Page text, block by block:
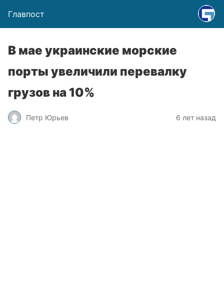
Главпост
В мае украинские морские
порты увеличили перевалку
грузов на 10%
Петр Юрьев 6 лет назад